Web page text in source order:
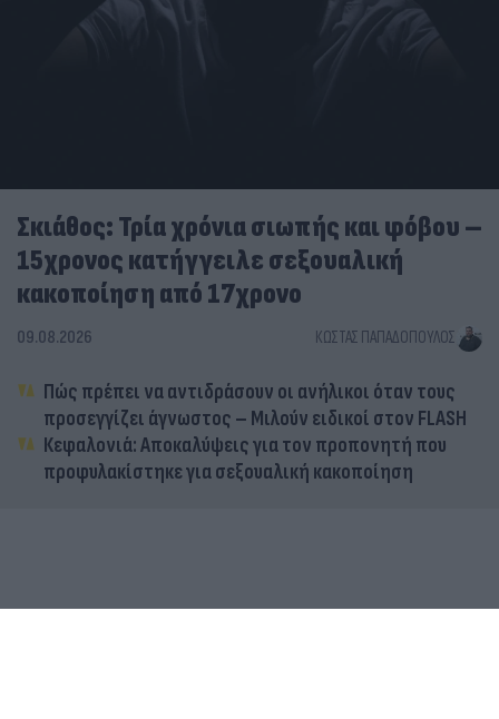
Σκιάθος: Τρία χρόνια σιωπής και φόβου –
15χρονος κατήγγειλε σεξουαλική
κακοποίηση από 17χρονο
09.08.2026 ΚΏΣΤΑΣ ΠΑΠΑΔΌΠΟΥΛΟΣ
Πώς πρέπει να αντιδράσουν οι ανήλικοι όταν τους
προσεγγίζει άγνωστος – Μιλούν ειδικοί στον FLASH
Κεφαλονιά: Αποκαλύψεις για τον προπονητή που
προφυλακίστηκε για σεξουαλική κακοποίηση